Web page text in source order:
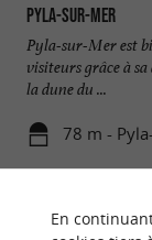
Pyla-sur-Mer
Pyla-sur-Mer est
visiteurs grâce à
la dune du ...
78 m -
En